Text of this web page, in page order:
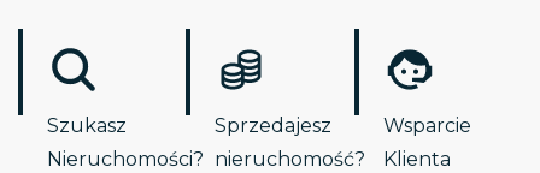
Szukasz
Nieruchomości?
Sprzedajesz
nieruchomość?
Wsparcie
Klienta